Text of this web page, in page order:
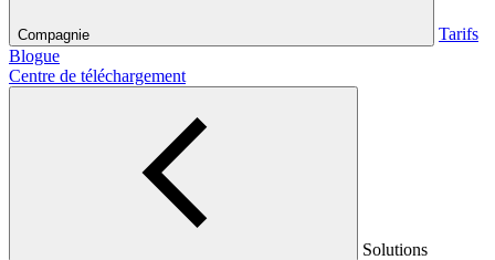
Compagnie
Tarifs
Blogue
Centre de téléchargement
Solutions